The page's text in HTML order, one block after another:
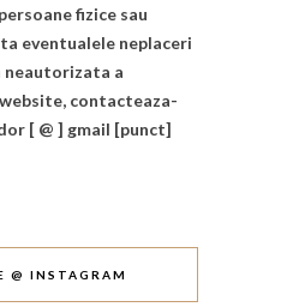
fizice sau
eventualele neplaceri
neautorizata a
contacteaza-
[ @ ] gmail [punct]
@ INSTAGRAM